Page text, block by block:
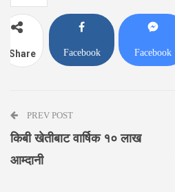
Share Facebook Facebook
PREV POST
किबी खेतीबाट वार्षिक १० लाख
आम्दानी